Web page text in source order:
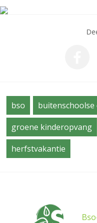
bso
groene kinderopvang
herfstvakantie